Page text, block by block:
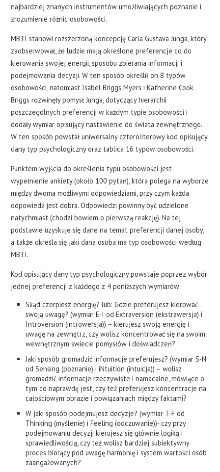
najbardziej znanych instrumentów umożliwiających poznanie i
zrozumienie różnic osobowości.
MBTI stanowi rozszerzoną koncepcję Carla Gustava Junga, który
zaobserwował, że ludzie mają określone preferencje co do
kierowania swojej energii, sposobu zbierania informacji i
podejmowania decyzji. W ten sposób określił on 8 typów
osobowości, natomiast Isabel Briggs Myers i Katherine Cook
Briggs rozwinęły pomysł Junga, dotyczący hierarchii
poszczególnych preferencji w każdym typie osobowości i
dodały wymiar opisujący nastawienie do świata zewnętrznego.
W ten sposób powstał uniwersalny czteroliterowy kod opisujący
dany typ psychologiczny oraz tablica 16 typów osobowości.
Punktem wyjścia do określenia typu osobowości jest
wypełnienie ankiety (około 100 pytań), która polega na wyborze
między dwoma możliwymi odpowiedziami, przy czym każda
odpowiedź jest dobra. Odpowiedzi powinny być udzielone
natychmiast (chodzi bowiem o pierwszą reakcję). Na tej
podstawie uzyskuje się dane na temat preferencji danej osoby,
a także określa się jaki dana osoba ma typ osobowości według
MBTI.
Kod opisujący dany typ psychologiczny powstaje poprzez wybór
jednej preferencji z każdego z 4 poniższych wymiarów:
Skąd czerpiesz energię? lub: Gdzie preferujesz kierować
swoją uwagę? (wymiar E-I od Extraversion (ekstrawersja) i
Introversion (introwersja)) – kierujesz swoją energię i
uwagę na zewnątrz, czy wolisz koncentrować się na swoim
wewnętrznym świecie pomysłów i doświadczeń?
Jaki sposób gromadzić informacje preferujesz? (wymiar S-N
od Sensing (poznanie) i iNtuition (intuicja)) – wolisz
gromadzić informacje rzeczywiste i namacalne, mówiące o
tym co naprawdę jest, czy też preferujesz koncentracje na
całościowym obrazie i powiązaniach między faktami?
W jaki sposób podejmujesz decyzje? (wymiar T-F od
Thinking (myślenie) i Feeling (odczuwanie))- czy przy
podejmowaniu decyzji kierujesz się głównie logiką i
sprawiedliwością, czy też wolisz bardziej subiektywny
proces biorący pod uwagę harmonię i system wartości osób
zaangażowanych?